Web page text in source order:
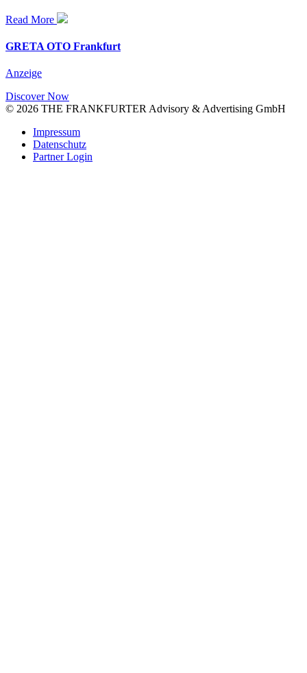
Read More
GRETA OTO Frankfurt
Anzeige
Discover Now
© 2026 THE FRANKFURTER Advisory & Advertising GmbH
Impressum
Datenschutz
Partner Login